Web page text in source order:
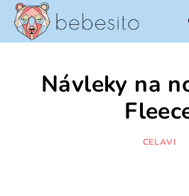
Prejsť
obsah
Návleky na
CELAVI